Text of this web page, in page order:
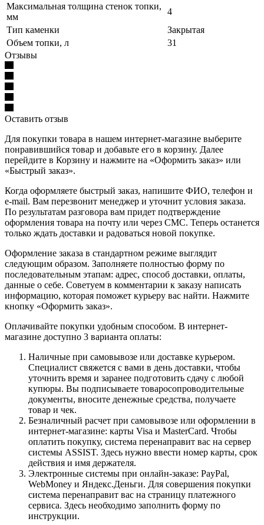
Максимальная толщина стенок топки,
мм
4
Тип каменки
Закрытая
Объем топки, л
31
Отзывы
Оставить отзыв
Для покупки товара в нашем интернет-магазине выберите
понравившийся товар и добавьте его в корзину. Далее
перейдите в Корзину и нажмите на «Оформить заказ» или
«Быстрый заказ».
Когда оформляете быстрый заказ, напишите ФИО, телефон и
e-mail. Вам перезвонит менеджер и уточнит условия заказа.
По результатам разговора вам придет подтверждение
оформления товара на почту или через СМС. Теперь останется
только ждать доставки и радоваться новой покупке.
Оформление заказа в стандартном режиме выглядит
следующим образом. Заполняете полностью форму по
последовательным этапам: адрес, способ доставки, оплаты,
данные о себе. Советуем в комментарии к заказу написать
информацию, которая поможет курьеру вас найти. Нажмите
кнопку «Оформить заказ».
Оплачивайте покупки удобным способом. В интернет-
магазине доступно 3 варианта оплаты:
Наличные при самовывозе или доставке курьером.
Специалист свяжется с вами в день доставки, чтобы
уточнить время и заранее подготовить сдачу с любой
купюры. Вы подписываете товаросопроводительные
документы, вносите денежные средства, получаете
товар и чек.
Безналичный расчет при самовывозе или оформлении в
интернет-магазине: карты Visa и MasterCard. Чтобы
оплатить покупку, система перенаправит вас на сервер
системы ASSIST. Здесь нужно ввести номер карты, срок
действия и имя держателя.
Электронные системы при онлайн-заказе: PayPal,
WebMoney и Яндекс.Деньги. Для совершения покупки
система перенаправит вас на страницу платежного
сервиса. Здесь необходимо заполнить форму по
инструкции.